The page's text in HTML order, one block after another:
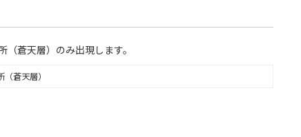
（蒼天層）のみ出現します。
蒼天層）